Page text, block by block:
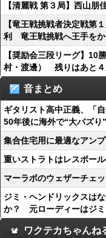
【清麗戦 第３局】西山朋
【竜王戦挑戦者決定戦第
利 竜王戦挑戦へ王手をか
【奨励会三段リーグ】10
村・渡邊） 残りはあと
音まとめ
ギタリスト高中正義、「
50年後に海外で“大バズり
集合住宅用に最適なアンプ
重いストラトはレスポー
マーラボのウェザーチェ
ジミ・ヘンドリックスは
か？ 元ローディーはジミ
ワクテカちゃんね